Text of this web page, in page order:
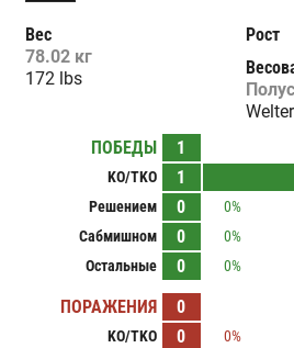
Вес
78.02 кг
172 lbs
Рост
ПОБЕДЫ
1
KO/TKO 1
Решением
0
0%
Сабмишном
0
0%
Остальные
0 0%
ПОРАЖЕНИЯ 0
KO/TKO 0
0%